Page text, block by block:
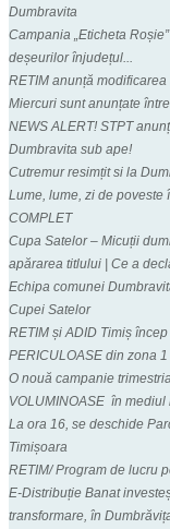
Dumbravita
Campania „Eticheta
deșeurilor înjudețul...
RETIM anunță
Miercuri sunt anunțate
NEWS ALERT! STPT
Dumbravita sub ape!
Cutremur resimțit si la
Lume, lume, zi de poveste
COMPLET
Cupa Satelor – Micuții
apărarea titlului | Ce a
Echipa comunei
Cupei Satelor
RETIM și ADID Timiș
PERICULOASE din zona
O nouă campanie
VOLUMINOASE în mediul
La ora 16, se deschide
Timișoara
RETIM/ Program de lucru
E-Distribuție Banat
transformare, în